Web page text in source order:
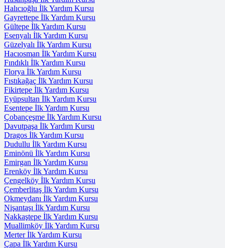
Halıcıoğlu İlk Yardım Kursu
Gayrettepe İlk Yardım Kursu
Gültepe İlk Yardım Kursu
Esenyalı İlk Yardım Kursu
Güzelyalı İlk Yardım Kursu
Hacıosman İlk Yardım Kursu
Fındıklı İlk Yardım Kursu
Florya İlk Yardım Kursu
Fıstıkağaç İlk Yardım Kursu
Fikirtepe İlk Yardım Kursu
Eyüpsultan İlk Yardım Kursu
Esentepe İlk Yardım Kursu
Çobançeşme İlk Yardım Kursu
Davutpaşa İlk Yardım Kursu
Dragos İlk Yardım Kursu
Dudullu İlk Yardım Kursu
Eminönü İlk Yardım Kursu
Emirgan İlk Yardım Kursu
Erenköy İlk Yardım Kursu
Çengelköy İlk Yardım Kursu
Çemberlitaş İlk Yardım Kursu
Okmeydanı İlk Yardım Kursu
Nişantaşı İlk Yardım Kursu
Nakkaştepe İlk Yardım Kursu
Muallimköy İlk Yardım Kursu
Merter İlk Yardım Kursu
Çapa İlk Yardım Kursu